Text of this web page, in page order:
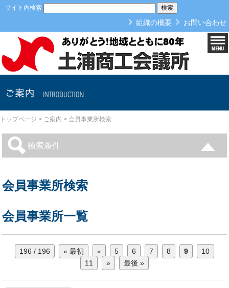
本文へ
サイト内検索
組織の概要 お問い合わせ
ご案内
トップページ > ご案内 > 会員事業所検索
検索条件
会員事業所検索
会員事業所一覧
196 / 196 « 最初 « 5 6 7 8 9
10
11
» 最後 »